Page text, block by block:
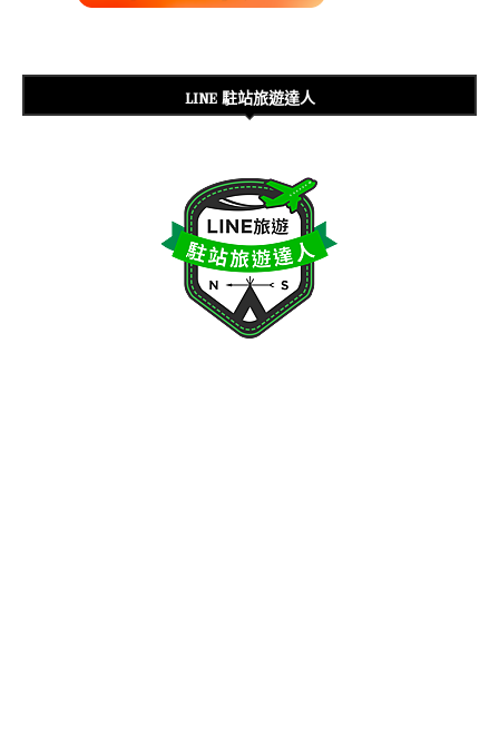
LINE 駐站旅遊達人